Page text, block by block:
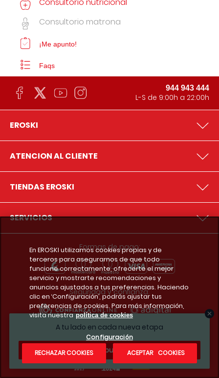
A tu lado en cada nueva etapa
¿Te apuntas?
Consultorio matrona
¡Me apunto!
Faqs
944 943 444
L-S de 9:00h a 22:00h
EROSKI
ATENCION AL CLIENTE
TIENDAS EROSKI
SERVICIOS
Formas de pago:
Seguridad y confianza:
Premios y reconocimientos:
En EROSKI utilizamos cookies propias y de
terceros para asegurarnos de que todo
funcione correctamente, ofrecerte el mejor
servicio y mostrarte recomendaciones y
anuncios ajustados a tus preferencias. Haciendo
clic en ‘Configuración’, podrás ajustar tus
preferencias de cookies. Para más información,
visita nuestra política de cookies
Configuración
RECHAZAR COOKIES
ACEPTAR COOKIES